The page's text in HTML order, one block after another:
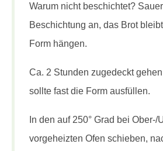
Warum nicht beschichtet?
Beschichtung an, das Brot
Form hängen.
Ca. 2 Stunden zugedeckt
sollte fast die Form ausfüllen.
In den auf 250° Grad bei Ober-/
vorgeheizten Ofen schieben,